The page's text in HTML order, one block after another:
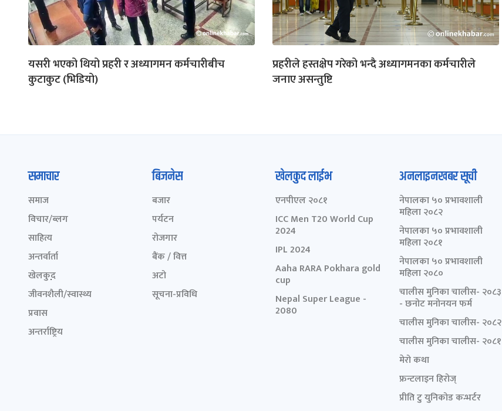
यसरी भएको थियो प्रहरी र अध्यागमन कर्मचारीबीच
कुटाकुट (भिडियो)
प्रहरीले हस्तक्षेप गरेको भन्दै अध्यागमनका कर्मचारीले
जनाए असन्तुष्टि
समाचार
समाज
विचार/ब्लग
साहित्य
अन्तर्वार्ता
खेलकुद़़
जीवनशैली/स्वास्थ्य
प्रवास
अन्तर्राष्ट्रिय
बिजनेस
बजार
पर्यटन
रोजगार
बैंक / वित्त
अटो
सूचना-प्रविधि
खेलकुद लाईभ
एनपीएल २०८१
ICC Men T20 World Cup
2024
IPL 2024
Aaha RARA Pokhara gold
cup
Nepal Super League -
2080
अनलाइनखबर सूची
नेपालका ५० प्रभावशाली
महिला २०८२
नेपालका ५० प्रभावशाली
महिला २०८१
नेपालका ५० प्रभावशाली
महिला २०८०
चालीस मुनिका चालीस- २०८३
- छनोट मनोनयन फर्म
चालीस मुनिका चालीस- २०८२
चालीस मुनिका चालीस- २०८१
मेरो कथा
फ्रन्टलाइन हिरोज्
प्रीति टु युनिकोड कन्भर्टर